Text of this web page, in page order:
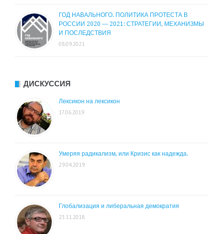
ГОД НАВАЛЬНОГО. ПОЛИТИКА ПРОТЕСТА В
РОССИИ 2020 — 2021: СТРАТЕГИИ, МЕХАНИЗМЫ
И ПОСЛЕДСТВИЯ
08.09.2021
ДИСКУССИЯ
Лексикон на лексикон
17.06.2019
Умеряя радикализм, или Кризис как надежда.
29.04.2019
Глобализация и либеральная демократия
23.11.2018